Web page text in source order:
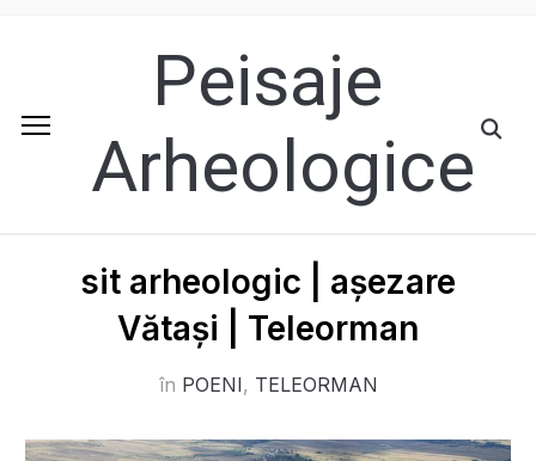
Peisaje
Arheologice
sit arheologic | așezare
Vătași | Teleorman
în POENI, TELEORMAN